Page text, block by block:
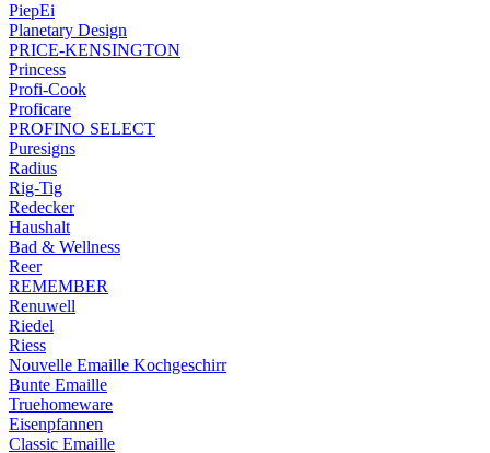
PiepEi
Planetary Design
PRICE-KENSINGTON
Princess
Profi-Cook
Proficare
PROFINO SELECT
Puresigns
Radius
Rig-Tig
Redecker
Haushalt
Bad & Wellness
Reer
REMEMBER
Renuwell
Riedel
Riess
Nouvelle Emaille Kochgeschirr
Bunte Emaille
Truehomeware
Eisenpfannen
Classic Emaille